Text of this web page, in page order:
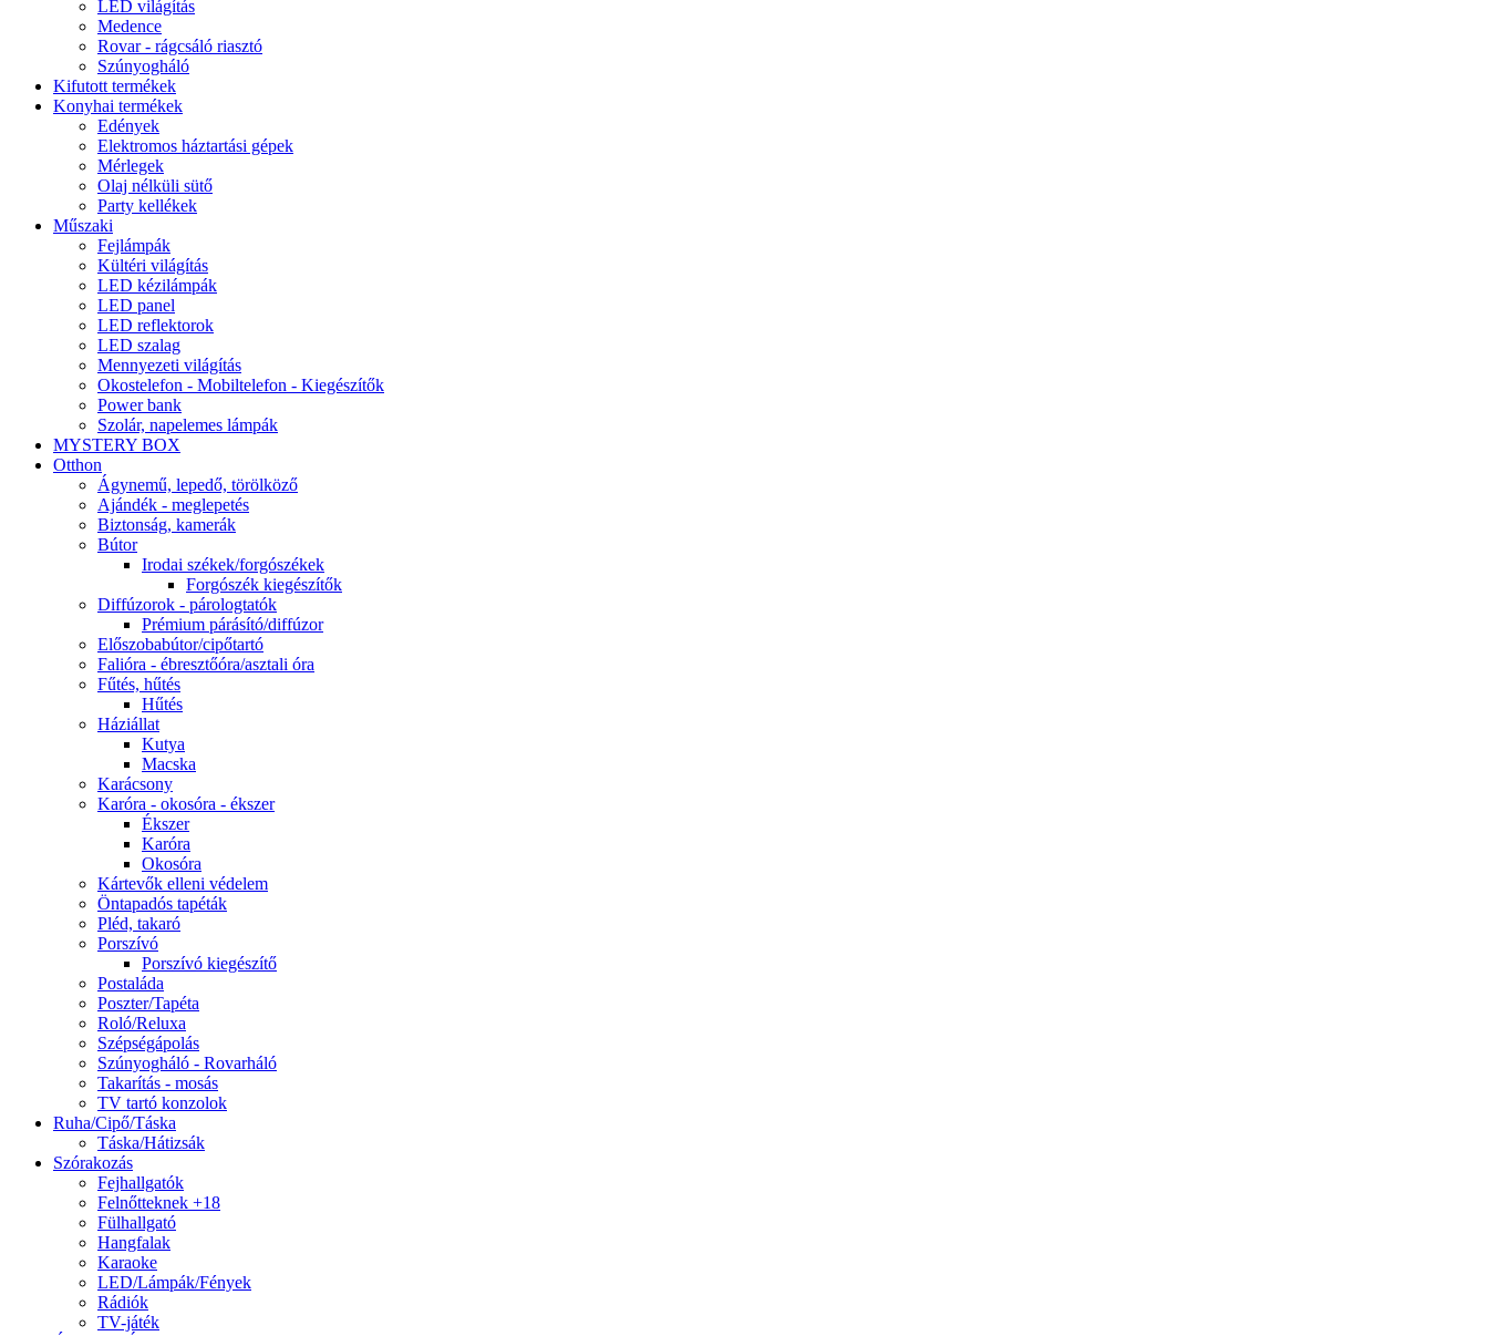
LED világítás
Medence
Rovar - rágcsáló riasztó
Szúnyogháló
Kifutott termékek
Konyhai termékek
Edények
Elektromos háztartási gépek
Mérlegek
Olaj nélküli sütő
Party kellékek
Műszaki
Fejlámpák
Kültéri világítás
LED kézilámpák
LED panel
LED reflektorok
LED szalag
Mennyezeti világítás
Okostelefon - Mobiltelefon - Kiegészítők
Power bank
Szolár, napelemes lámpák
MYSTERY BOX
Otthon
Ágynemű, lepedő, törölköző
Ajándék - meglepetés
Biztonság, kamerák
Bútor
Irodai székek/forgószékek
Forgószék kiegészítők
Diffúzorok - párologtatók
Prémium párásító/diffúzor
Előszobabútor/cipőtartó
Falióra - ébresztőóra/asztali óra
Fűtés, hűtés
Hűtés
Háziállat
Kutya
Macska
Karácsony
Karóra - okosóra - ékszer
Ékszer
Karóra
Okosóra
Kártevők elleni védelem
Öntapadós tapéták
Pléd, takaró
Porszívó
Porszívó kiegészítő
Postaláda
Poszter/Tapéta
Roló/Reluxa
Szépségápolás
Szúnyogháló - Rovarháló
Takarítás - mosás
TV tartó konzolok
Ruha/Cipő/Táska
Táska/Hátizsák
Szórakozás
Fejhallgatók
Felnőtteknek +18
Fülhallgató
Hangfalak
Karaoke
LED/Lámpák/Fények
Rádiók
TV-játék